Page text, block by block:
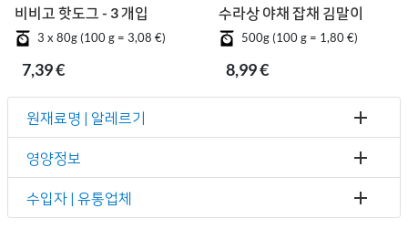
비비고 핫도그 - 3 개입
3 x 80g (100 g = 3,08 €)
7,39 €
수라상 야채 잡채 김말이
500g (100 g = 1,80 €)
8,99 €
원재료명 | 알레르기
영양정보
수입자 | 유통업체